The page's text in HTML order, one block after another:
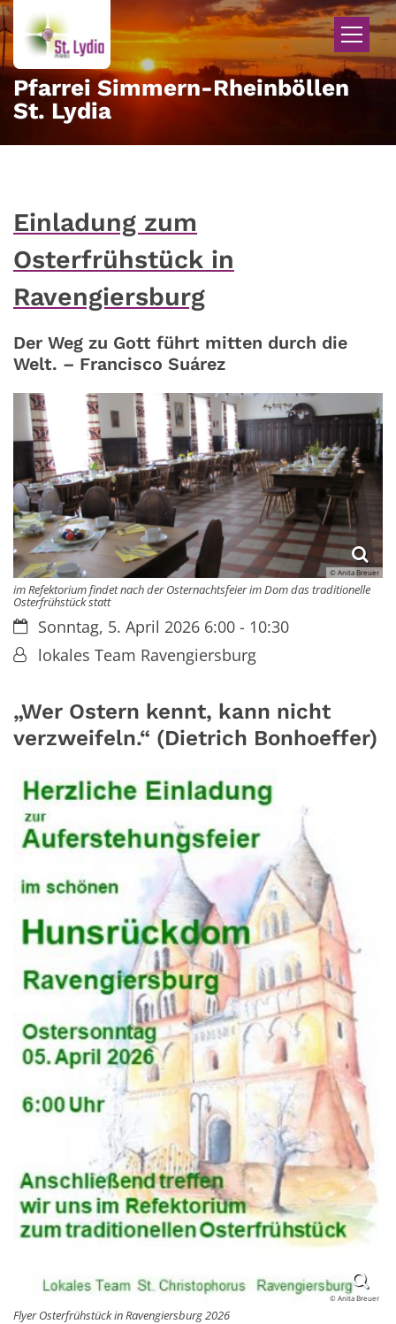
Zum Inhalt springen
Pfarrei Simmern-Rheinböllen
St. Lydia
Einladung zum
Osterfrühstück in
Ravengiersburg
Der Weg zu Gott führt mitten durch die
Welt. – Francisco Suárez
© Anita Breuer
im Refektorium findet nach der Osternachtsfeier im Dom das traditionelle
Osterfrühstück statt
Datum:Sonntag, 5. April 2026 6:00 - 10:30
Von:lokales Team Ravengiersburg
„Wer Ostern kennt, kann nicht
verzweifeln.“ (Dietrich Bonhoeffer)
© Anita Breuer
Flyer Osterfrühstück in Ravengiersburg 2026